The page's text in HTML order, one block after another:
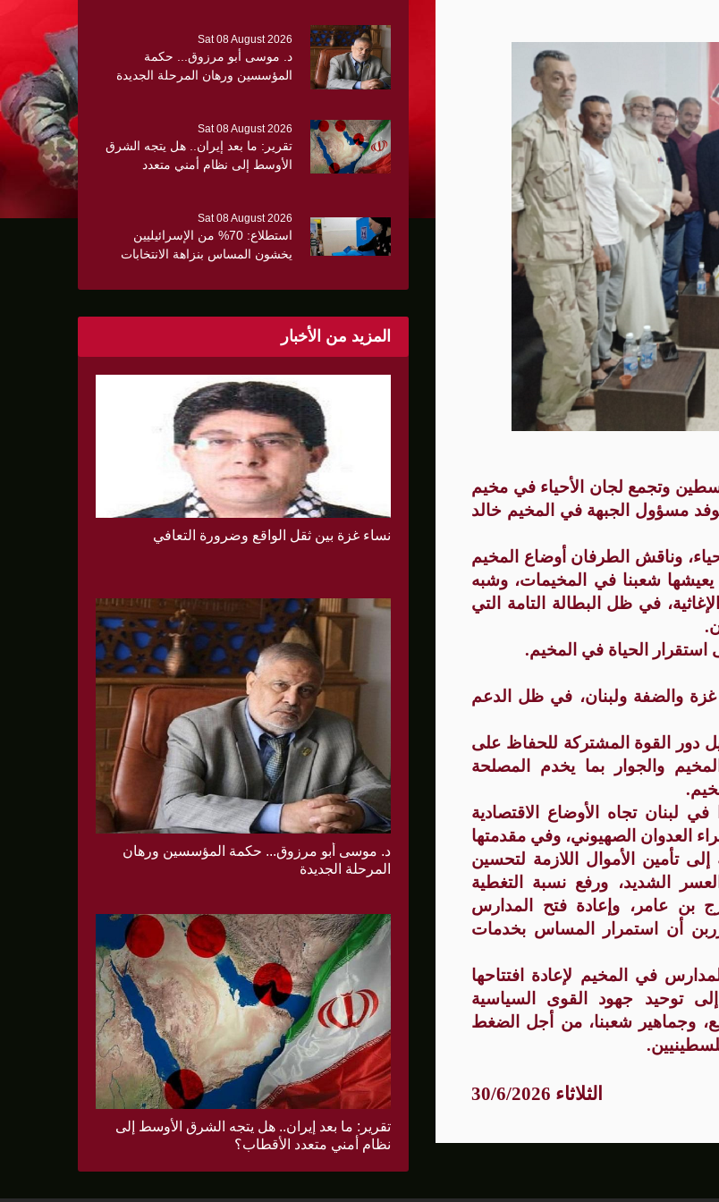
أراضيه للإضرار بأي دولة
الثوري
وتقلص الفائض التجاري الأميركي إلى أقل من الثلث
بعض أسرار التفاهم
الجديد
في كييف وأوديسا
من حرب إيران
اتفاقا قريبا
وتجمع لجان الأحياء في مخيم
مسؤول الجبهة في المخيم خالد
وناقش الطرفان أوضاع المخيم
يعيشها شعبنا في المخيمات، وشبه
في ظل البطالة التامة التي
الحياة في المخيم.
غزة والضفة ولبنان، في ظل الدعم
دور القوة المشتركة للحفاظ على
والجوار بما يخدم المصلحة
لبنان تجاه الأوضاع الاقتصادية
العدوان الصهيوني، وفي مقدمتها
تأمين الأموال اللازمة لتحسين
الشديد، ورفع نسبة التغطية
مدرسة مرج بن عامر، وإعادة فتح المدارس
أن استمرار المساس بخدمات
في المخيم لإعادة افتتاحها
توحيد جهود القوى السياسية
وجماهير شعبنا، من أجل الضغط
الثلاثاء 30/6/2026
Sat 08 August 2026
د. موسى أبو مرزوق... حكمة
المؤسسين ورهان المرحلة الجديدة
Sat 08 August 2026
تقرير: ما بعد إيران.. هل يتجه الشرق
الأوسط إلى نظام أمني متعدد
Sat 08 August 2026
استطلاع: 70% من الإسرائيليين
يخشون المساس بنزاهة الانتخابات
والانقسام السياسي
المزيد من الأخبار
نساء غزة بين ثقل الواقع وضرورة التعافي
د. موسى أبو مرزوق... حكمة المؤسسين ورهان
المرحلة الجديدة
تقرير: ما بعد إيران.. هل يتجه الشرق الأوسط إلى
نظام أمني متعدد الأقطاب؟